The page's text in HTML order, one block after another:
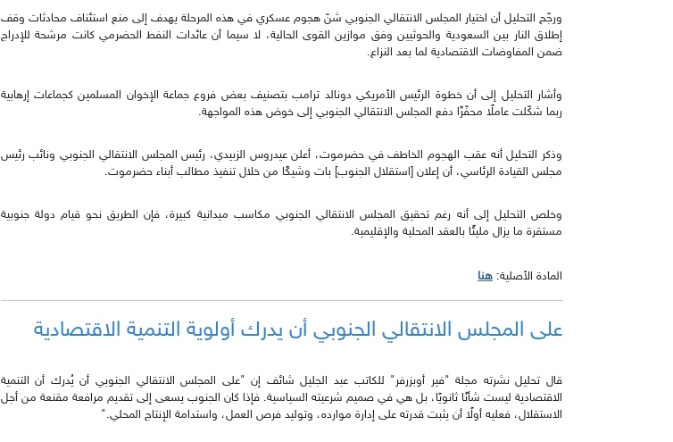
ورجّح التحليل أن اختيار المجلس الانتقالي الجنوبي شنّ هجوم عسكري في هذه المرحلة يهدف إلى منع استئناف محادثات وقف
إطلاق النار بين السعودية والحوثيين وفق موازين القوى الحالية، لا سيما أن عائدات النفط الحضرمي كانت مرشحة للإدراج
ضمن المفاوضات الاقتصادية لما بعد النزاع.
وأشار التحليل إلى أن خطوة الرئيس الأمريكي دونالد ترامب بتصنيف بعض فروع جماعة الإخوان المسلمين كجماعات إرهابية
ربما شكّلت عاملًا محفّزًا دفع المجلس الانتقالي الجنوبي إلى خوض هذه المواجهة.
وذكر التحليل أنه عقب الهجوم الخاطف في حضرموت، أعلن عيدروس الزبيدي، رئيس المجلس الانتقالي الجنوبي ونائب رئيس
مجلس القيادة الرئاسي، أن إعلان [استقلال الجنوب] بات وشيكًا من خلال تنفيذ مطالب أبناء حضرموت.
وخلص التحليل إلى أنه رغم تحقيق المجلس الانتقالي الجنوبي مكاسب ميدانية كبيرة، فإن الطريق نحو قيام دولة جنوبية
مستقرة ما يزال مليئًا بالعقد المحلية والإقليمية.
المادة الأصلية: هنا
على المجلس الانتقالي الجنوبي أن يدرك أولوية التنمية الاقتصادية
قال تحليل نشرته مجلة "فير أوبزرفر" للكاتب عبد الجليل شائف إن "على المجلس الانتقالي الجنوبي أن يُدرك أن التنمية
الاقتصادية ليست شأنًا ثانويًا، بل هي في صميم شرعيته السياسية. فإذا كان الجنوب يسعى إلى تقديم مرافعة مقنعة من أجل
الاستقلال، فعليه أولًا أن يثبت قدرته على إدارة موارده، وتوليد فرص العمل، واستدامة الإنتاج المحلي."